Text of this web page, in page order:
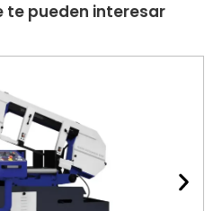
te pueden interesar